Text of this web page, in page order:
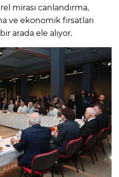
mirası canlandırma,
ve ekonomik fırsatları
arada ele alıyor.